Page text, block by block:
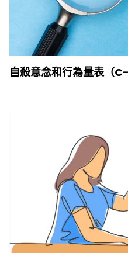
自殺意念和行為量表（C-